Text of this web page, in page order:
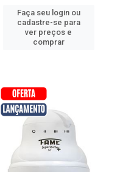
Faça seu login ou
cadastre-se para
ver preços e
comprar